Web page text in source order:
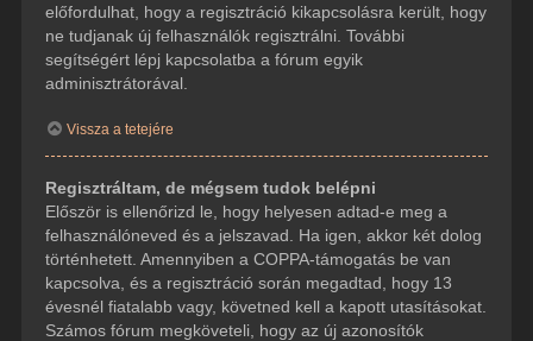
előfordulhat, hogy a regisztráció kikapcsolásra került, hogy
ne tudjanak új felhasználók regisztrálni. További
segítségért lépj kapcsolatba a fórum egyik
adminisztrátorával.
Vissza a tetejére
Regisztráltam, de mégsem tudok belépni
Először is ellenőrizd le, hogy helyesen adtad-e meg a
felhasználóneved és a jelszavad. Ha igen, akkor két dolog
történhetett. Amennyiben a COPPA-támogatás be van
kapcsolva, és a regisztráció során megadtad, hogy 13
évesnél fiatalabb vagy, követned kell a kapott utasításokat.
Számos fórum megköveteli, hogy az új azonosítók